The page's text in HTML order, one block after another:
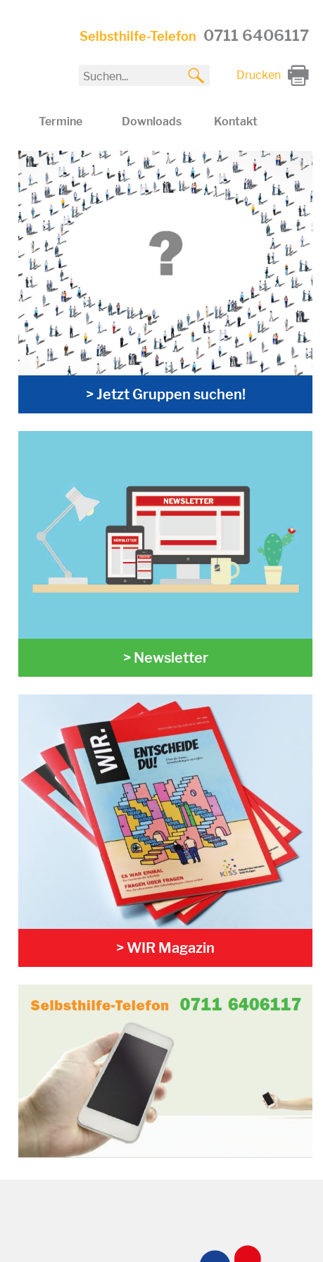
Selbsthilfe-Telefon 0711 6406117
Drucken
Termine Downloads Kontakt
> Jetzt Gruppen suchen!
> Newsletter
> WIR Magazin